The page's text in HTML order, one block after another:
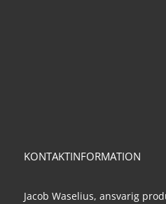
KONTAKTINFORMATION
Jacob Waselius, ansvarig